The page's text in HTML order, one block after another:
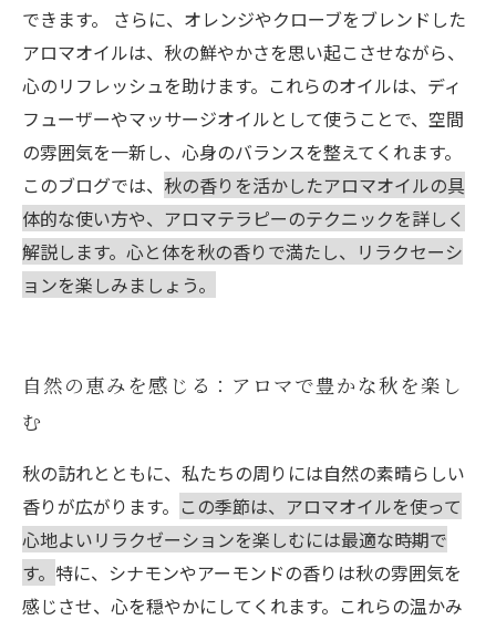
できます。 さらに、オレンジやクローブをブレンドした
アロマオイルは、秋の鮮やかさを思い起こさせながら、
心のリフレッシュを助けます。これらのオイルは、ディ
フューザーやマッサージオイルとして使うことで、空間
の雰囲気を一新し、心身のバランスを整えてくれます。
このブログでは、 秋の香りを活かしたアロマオイルの具
体的な使い方や、アロマテラピーのテクニックを詳しく
解説します。心と体を秋の香りで満たし、リラクセーシ
ョンを楽しみましょう。
自然の恵みを感じる：アロマで豊かな秋を楽し
む
秋の訪れとともに、私たちの周りには自然の素晴らしい
香りが広がります。 この季節は、アロマオイルを使って
心地よいリラクゼーションを楽しむには最適な時期で
す。 特に、シナモンやアーモンドの香りは秋の雰囲気を
感じさせ、心を穏やかにしてくれます。これらの温かみ